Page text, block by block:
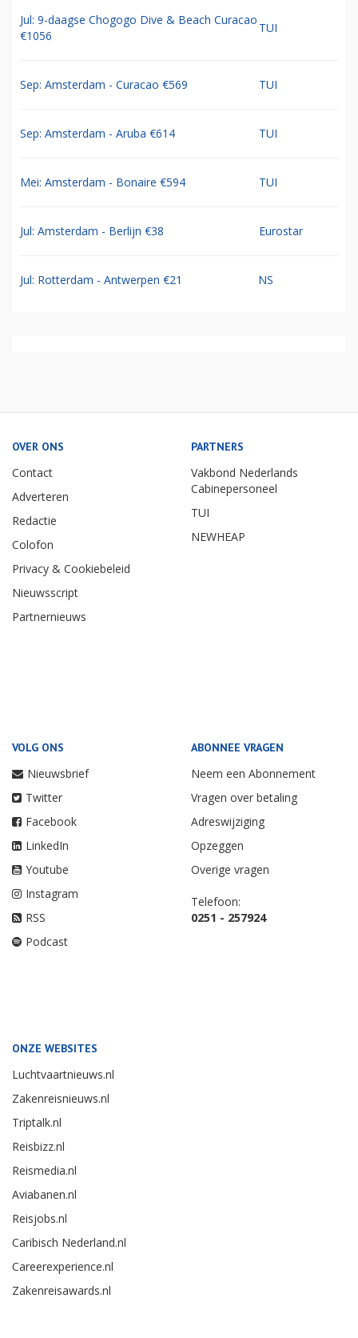
Jul: 9-daagse Chogogo Dive & Beach Curacao
€1056
TUI
Sep: Amsterdam - Curacao €569 TUI
Sep: Amsterdam - Aruba €614 TUI
Mei: Amsterdam - Bonaire €594 TUI
Jul: Amsterdam - Berlijn €38 Eurostar
Jul: Rotterdam - Antwerpen €21 NS
OVER ONS
Contact
Adverteren
Redactie
Colofon
Privacy & Cookiebeleid
Nieuwsscript
Partnernieuws
PARTNERS
Vakbond Nederlands
Cabinepersoneel
TUI
NEWHEAP
VOLG ONS
Nieuwsbrief
Twitter
Facebook
LinkedIn
Youtube
Instagram
RSS
Podcast
ABONNEE VRAGEN
Neem een Abonnement
Vragen over betaling
Adreswijziging
Opzeggen
Overige vragen
Telefoon:
0251 - 257924
ONZE WEBSITES
Luchtvaartnieuws.nl
Zakenreisnieuws.nl
Triptalk.nl
Reisbizz.nl
Reismedia.nl
Aviabanen.nl
Reisjobs.nl
Caribisch Nederland.nl
Careerexperience.nl
Zakenreisawards.nl